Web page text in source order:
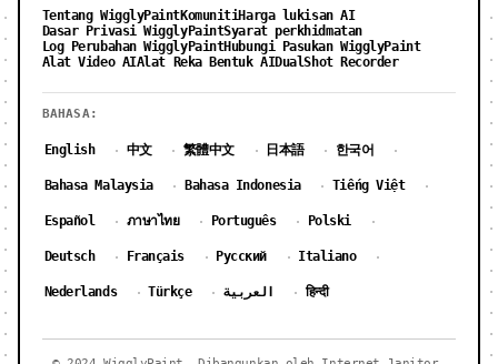
Tentang WigglyPaintKomunitiHarga lukisan AI
Dasar Privasi WigglyPaintSyarat perkhidmatan
Log Perubahan WigglyPaintHubungi Pasukan WigglyPaint
Alat Video AIAlat Reka Bentuk AIDualShot Recorder
BAHASA:
English · 中文 · 繁體中文 · 日本語 · 한국어 ·
Bahasa Malaysia · Bahasa Indonesia · Tiếng Việt ·
Español · ภาษาไทย · Português · Polski ·
Deutsch · Français · Русский · Italiano ·
Nederlands · Türkçe · العربية · हिन्दी